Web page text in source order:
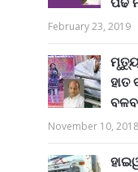
February 23, 2019
ହାତ
November 10, 2018